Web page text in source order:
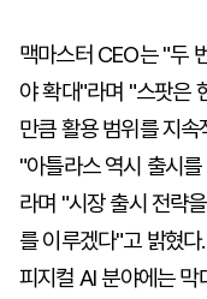
맥마스터 CEO는 "두
야 확대"라며 "스팟은
만큼 활용 범위를 지
"아틀라스 역시 출시
라며 "시장 출시 전략
를 이루겠다"고 밝혔
피지컬 AI 분야에는